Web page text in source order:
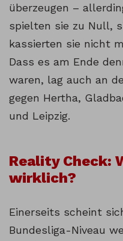
überzeugen –
spielten sie zu Null,
kassierten sie nicht
Dass es am Ende
waren, lag auch an
gegen Hertha,
und Leipzig.
Reality Check:
wirklich?
Einerseits scheint
Bundesliga-Niveau